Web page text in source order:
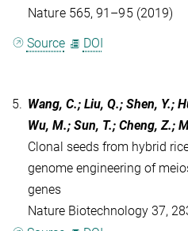
Nature 565, 91–95 (2019)
Source DOI
5. Wang, C.; Liu, Q.; Shen, Y.;
Wu, M.; Sun, T.; Cheng, Z.;
Clonal seeds from hybrid
genome engineering of
genes
Nature Biotechnology 37,